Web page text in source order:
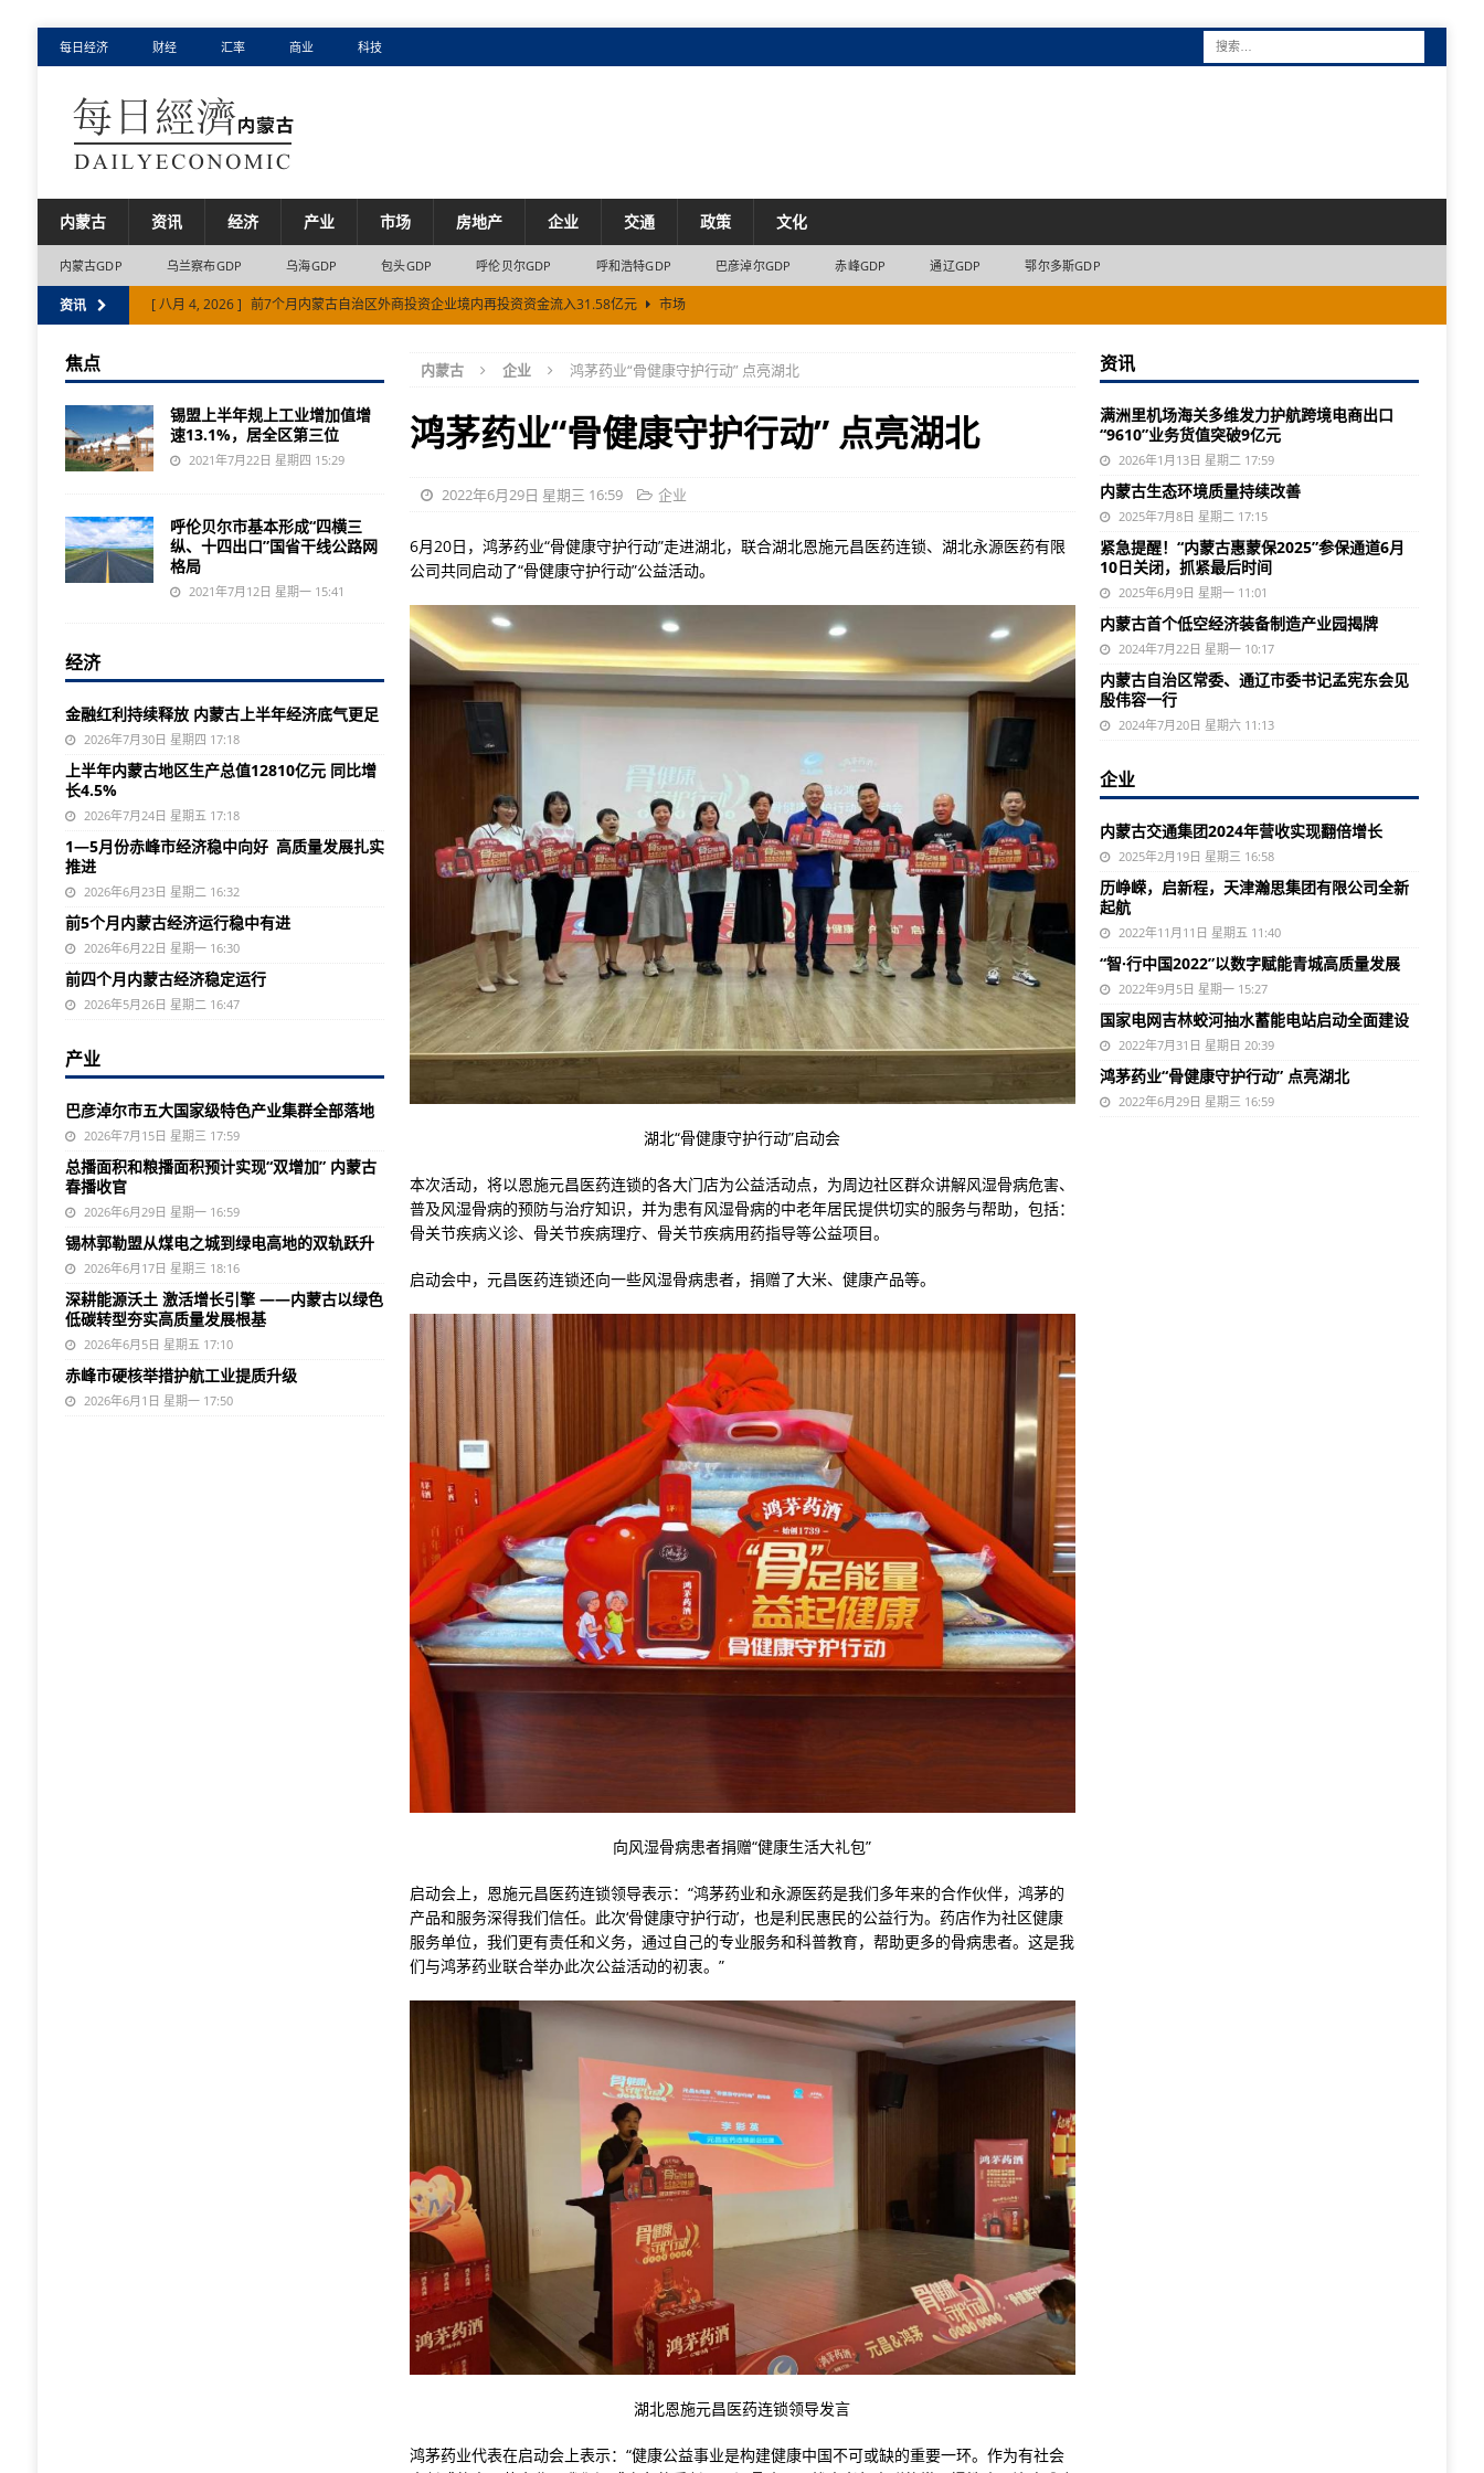
每日经济 财经 汇率 商业 科技
内蒙古 资讯 经济 产业 市场 房地产 企业 交通 政策 文化
内蒙古GDP 乌兰察布GDP 乌海GDP 包头GDP 呼伦贝尔GDP 呼和浩特GDP 巴彦淖尔GDP 赤峰GDP 通辽GDP 鄂尔多斯GDP
资讯 [ 八月 4, 2026 ] 前7个月内蒙古自治区外商投资企业境内再投资资金流入31.58亿元
市场
[ 八月 1, 2026 ] 通辽市上半年城镇新增就业8556人
市场
[ 八月 5, 2026 ] 二连浩特边民互市贸易区贸易额累计达26.4亿元
市场
[ 八月 5, 2026 ] 内蒙古调整部分住房公积金使用政策 市场
内蒙古 企业 鸿茅药业“骨健康守护行动” 点亮湖北
鸿茅药业“骨健康守护行动” 点亮湖北
2022年6月29日 星期三 16:59 企业
6月20日，鸿茅药业“骨健康守护行动”走进湖北，联合湖北恩施元昌医药连锁、湖北永源医药有限
公司共同启动了“骨健康守护行动”公益活动。
湖北“骨健康守护行动”启动会
本次活动，将以恩施元昌医药连锁的各大门店为公益活动点，为周边社区群众讲解风湿骨病危害、
普及风湿骨病的预防与治疗知识，并为患有风湿骨病的中老年居民提供切实的服务与帮助，包括：
骨关节疾病义诊、骨关节疾病理疗、骨关节疾病用药指导等公益项目。
启动会中，元昌医药连锁还向一些风湿骨病患者，捐赠了大米、健康产品等。
向风湿骨病患者捐赠“健康生活大礼包”
启动会上，恩施元昌医药连锁领导表示：“鸿茅药业和永源医药是我们多年来的合作伙伴，鸿茅的
产品和服务深得我们信任。此次‘骨健康守护行动’，也是利民惠民的公益行为。药店作为社区健康
服务单位，我们更有责任和义务，通过自己的专业服务和科普教育，帮助更多的骨病患者。这是我
们与鸿茅药业联合举办此次公益活动的初衷。”
湖北恩施元昌医药连锁领导发言
鸿茅药业代表在启动会上表示：“健康公益事业是构建健康中国不可或缺的重要一环。作为有社会
焦点
锡盟上半年规上工业增加值增
速13.1%，居全区第三位
2021年7月22日 星期四 15:29
呼伦贝尔市基本形成“四横三
纵、十四出口”国省干线公路网
格局
2021年7月12日 星期一 15:41
经济
金融红利持续释放 内蒙古上半年经济底气更足
2026年7月30日 星期四 17:18
上半年内蒙古地区生产总值12810亿元 同比增
长4.5%
2026年7月24日 星期五 17:18
1—5月份赤峰市经济稳中向好 高质量发展扎实
推进
2026年6月23日 星期二 16:32
前5个月内蒙古经济运行稳中有进
2026年6月22日 星期一 16:30
前四个月内蒙古经济稳定运行
2026年5月26日 星期二 16:47
产业
巴彦淖尔市五大国家级特色产业集群全部落地
2026年7月15日 星期三 17:59
总播面积和粮播面积预计实现“双增加” 内蒙古
春播收官
2026年6月29日 星期一 16:59
锡林郭勒盟从煤电之城到绿电高地的双轨跃升
2026年6月17日 星期三 18:16
深耕能源沃土 激活增长引擎 ——内蒙古以绿色
低碳转型夯实高质量发展根基
2026年6月5日 星期五 17:10
赤峰市硬核举措护航工业提质升级
2026年6月1日 星期一 17:50
资讯
满洲里机场海关多维发力护航跨境电商出口
“9610”业务货值突破9亿元
2026年1月13日 星期二 17:59
内蒙古生态环境质量持续改善
2025年7月8日 星期二 17:15
紧急提醒！“内蒙古惠蒙保2025”参保通道6月
10日关闭，抓紧最后时间
2025年6月9日 星期一 11:01
内蒙古首个低空经济装备制造产业园揭牌
2024年7月22日 星期一 10:17
内蒙古自治区常委、通辽市委书记孟宪东会见
殷伟容一行
2024年7月20日 星期六 11:13
企业
内蒙古交通集团2024年营收实现翻倍增长
2025年2月19日 星期三 16:58
历峥嵘，启新程，天津瀚思集团有限公司全新
起航
2022年11月11日 星期五 11:40
“智·行中国2022”以数字赋能青城高质量发展
2022年9月5日 星期一 15:27
国家电网吉林蛟河抽水蓄能电站启动全面建设
2022年7月31日 星期日 20:39
鸿茅药业“骨健康守护行动” 点亮湖北
2022年6月29日 星期三 16:59